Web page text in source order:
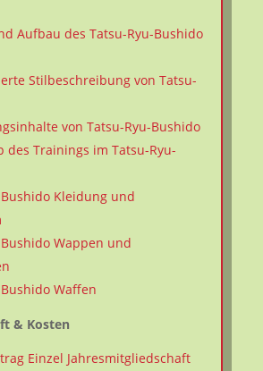
Aufbau des Tatsu-Ryu-Bushido
Stilbeschreibung von Tatsu-
von Tatsu-Ryu-Bushido
des Trainings im Tatsu-Ryu-
Kleidung und
Wappen und
Waffen
& Kosten
Einzel Jahresmitgliedschaft